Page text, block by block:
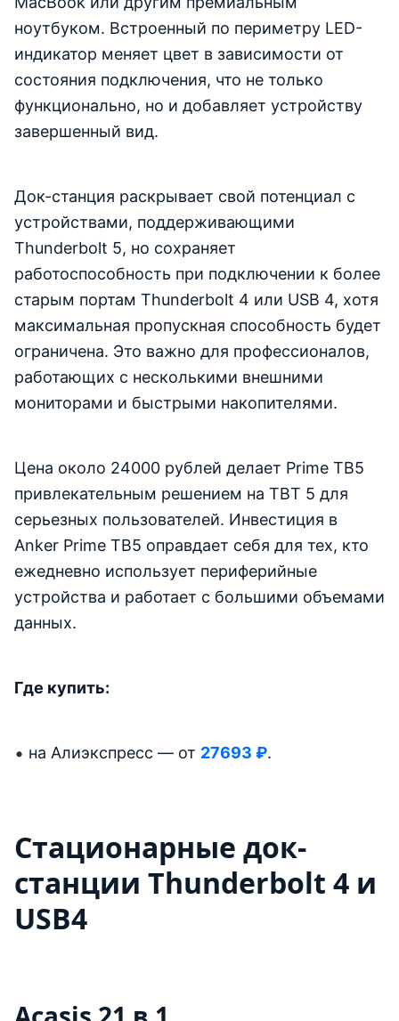
ноутбуком. Встроенный по периметру LED-
индикатор меняет цвет в зависимости от
состояния подключения, что не только
функционально, но и добавляет устройству
завершенный вид.
Док-станция раскрывает свой потенциал с
устройствами, поддерживающими
Thunderbolt 5, но сохраняет
работоспособность при подключении к более
старым портам Thunderbolt 4 или USB 4, хотя
максимальная пропускная способность будет
ограничена. Это важно для профессионалов,
работающих с несколькими внешними
мониторами и быстрыми накопителями.
Цена около 24000 рублей делает Prime TB5
привлекательным решением на TBT 5 для
серьезных пользователей. Инвестиция в
Anker Prime TB5 оправдает себя для тех, кто
ежедневно использует периферийные
устройства и работает с большими объемами
данных.
Где купить:
на Алиэкспресс — от 27693 ₽.
Стационарные док-
станции Thunderbolt 4 и
USB4